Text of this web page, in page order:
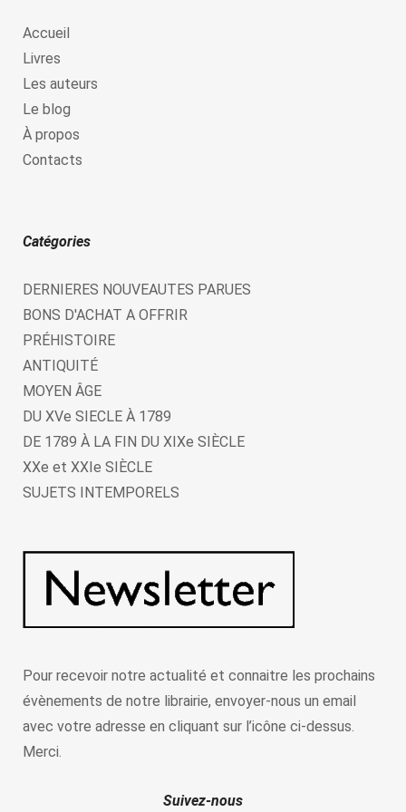
Accueil
Livres
Les auteurs
Le blog
À propos
Contacts
Catégories
DERNIERES NOUVEAUTES PARUES
BONS D'ACHAT A OFFRIR
PRÉHISTOIRE
ANTIQUITÉ
MOYEN ÂGE
DU XVe SIECLE À 1789
DE 1789 À LA FIN DU XIXe SIÈCLE
XXe et XXIe SIÈCLE
SUJETS INTEMPORELS
Pour recevoir notre actualité et connaitre les prochains
évènements de notre librairie, envoyer-nous un email
avec votre adresse en cliquant sur l’icône ci-dessus.
Merci.
Suivez-nous